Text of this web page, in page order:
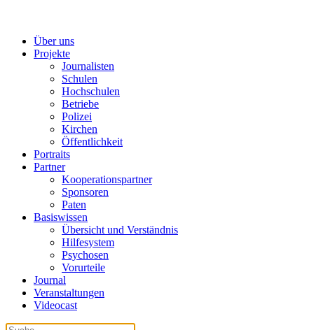
Über uns
Projekte
Journalisten
Schulen
Hochschulen
Betriebe
Polizei
Kirchen
Öffentlichkeit
Portraits
Partner
Kooperationspartner
Sponsoren
Paten
Basiswissen
Übersicht und Verständnis
Hilfesystem
Psychosen
Vorurteile
Journal
Veranstaltungen
Videocast